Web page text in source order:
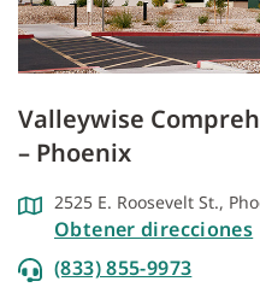
Valleywise
– Phoenix
2525 E. Roosevelt St.,
Obtener direcciones
(833) 855-9973